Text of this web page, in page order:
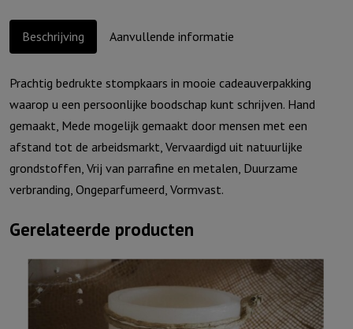
Beschrijving Aanvullende informatie
Prachtig bedrukte stompkaars in mooie cadeauverpakking
waarop u een persoonlijke boodschap kunt schrijven. Hand
gemaakt, Mede mogelijk gemaakt door mensen met een
afstand tot de arbeidsmarkt, Vervaardigd uit natuurlijke
grondstoffen, Vrij van parrafine en metalen, Duurzame
verbranding, Ongeparfumeerd, Vormvast.
Gerelateerde producten